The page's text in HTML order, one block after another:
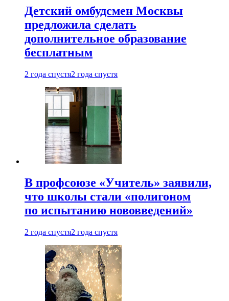
Детский омбудсмен Москвы
предложила сделать
дополнительное образование
бесплатным
2 года спустя2 года спустя
В профсоюзе «Учитель» заявили,
что школы стали «полигоном
по испытанию нововведений»
2 года спустя2 года спустя